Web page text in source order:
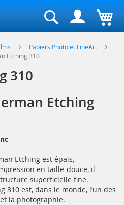
Rechercher
Papiers Photo et FineArt
Etching 310
310
Etching
Etching est épais,
en taille-douce, il
superficielle fine.
310 est, dans le monde, l’un des
la photographie.